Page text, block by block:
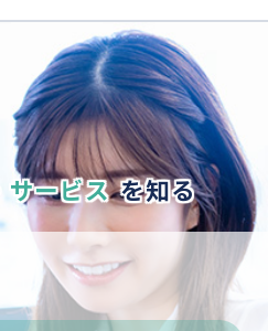
サービス を知る